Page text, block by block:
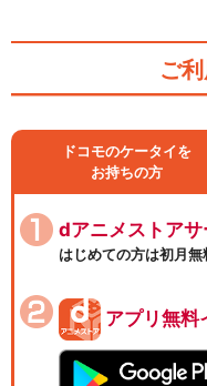
ご
ドコモのケータイを
お持ちの方
dアニメストア
はじめての方は初月無
アプリ無料